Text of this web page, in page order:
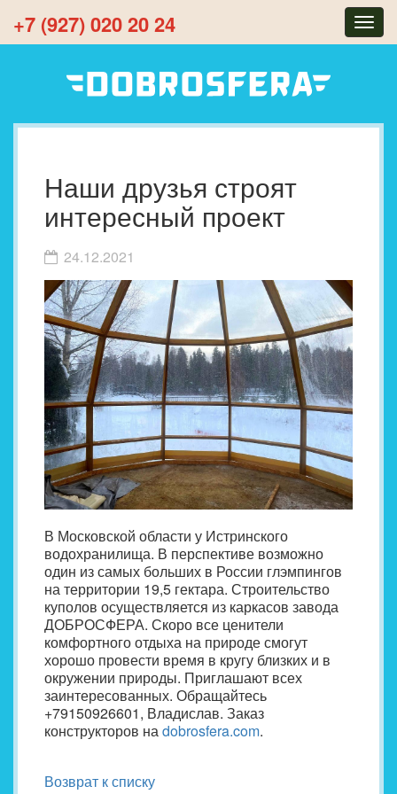
+7 (927) 020 20 24
Наши друзья строят
интересный проект
24.12.2021
В Московской области у Истринского
водохранилища. В перспективе возможно
один из самых больших в России глэмпингов
на территории 19,5 гектара. Строительство
куполов осуществляется из каркасов завода
ДОБРОСФЕРА. Скоро все ценители
комфортного отдыха на природе смогут
хорошо провести время в кругу близких и в
окружении природы. Приглашают всех
заинтересованных. Обращайтесь
+79150926601, Владислав. Заказ
конструкторов наdobrosfera.com.
Возврат к списку